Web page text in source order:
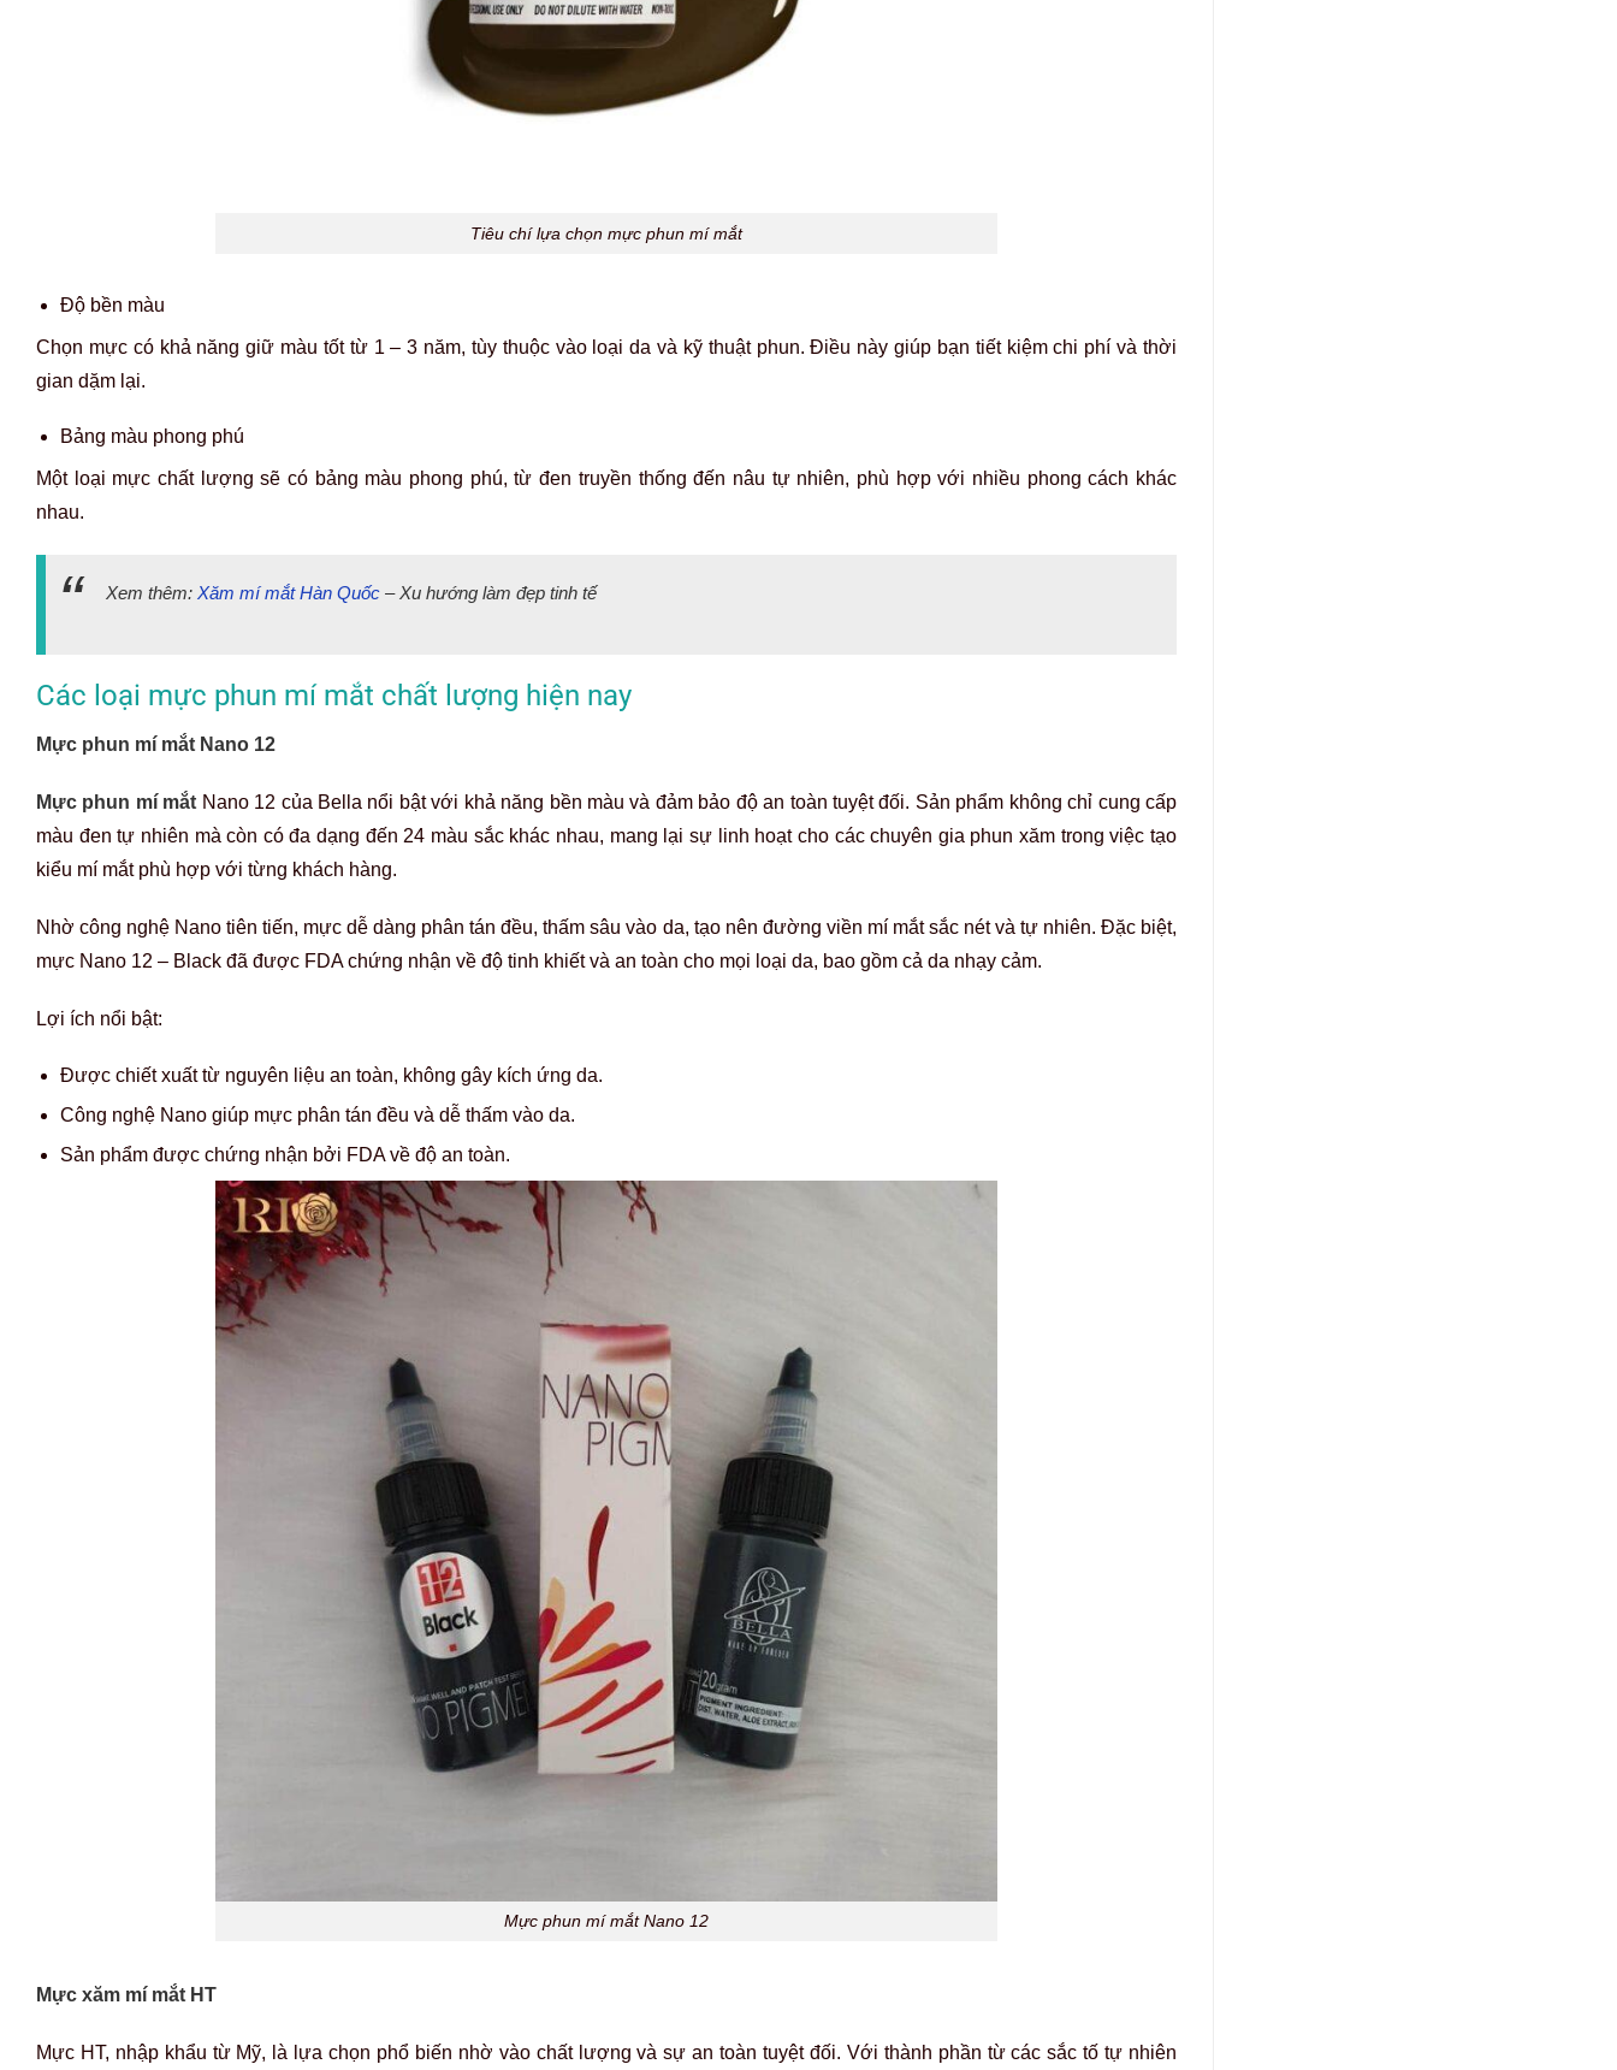
Tiêu chí lựa chọn mực phun mí mắt
Độ bền màu
Chọn mực có khả năng giữ màu tốt từ 1 – 3 năm, tùy thuộc vào loại da và kỹ thuật phun. Điều này giúp bạn tiết kiệm chi phí và thời
gian dặm lại.
Bảng màu phong phú
Một loại mực chất lượng sẽ có bảng màu phong phú, từ đen truyền thống đến nâu tự nhiên, phù hợp với nhiều phong cách khác
nhau.
Xem thêm: Xăm mí mắt Hàn Quốc – Xu hướng làm đẹp tinh tế
Các loại mực phun mí mắt chất lượng hiện nay
Mực phun mí mắt Nano 12
Mực phun mí mắt Nano 12 của Bella nổi bật với khả năng bền màu và đảm bảo độ an toàn tuyệt đối. Sản phẩm không chỉ cung cấp
màu đen tự nhiên mà còn có đa dạng đến 24 màu sắc khác nhau, mang lại sự linh hoạt cho các chuyên gia phun xăm trong việc tạo
kiểu mí mắt phù hợp với từng khách hàng.
Nhờ công nghệ Nano tiên tiến, mực dễ dàng phân tán đều, thấm sâu vào da, tạo nên đường viền mí mắt sắc nét và tự nhiên. Đặc biệt,
mực Nano 12 – Black đã được FDA chứng nhận về độ tinh khiết và an toàn cho mọi loại da, bao gồm cả da nhạy cảm.
Lợi ích nổi bật:
Được chiết xuất từ nguyên liệu an toàn, không gây kích ứng da.
Công nghệ Nano giúp mực phân tán đều và dễ thấm vào da.
Sản phẩm được chứng nhận bởi FDA về độ an toàn.
Mực phun mí mắt Nano 12
Mực xăm mí mắt HT
Mực HT, nhập khẩu từ Mỹ, là lựa chọn phổ biến nhờ vào chất lượng và sự an toàn tuyệt đối. Với thành phần từ các sắc tố tự nhiên